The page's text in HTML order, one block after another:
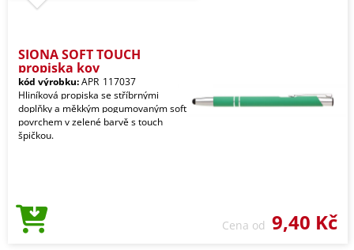
SIONA SOFT TOUCH
propiska kov
kód výrobku:APR_117037
Hliníková propiska se stříbrnými
doplňky a měkkým pogumovaným soft
povrchem v zelené barvě s touch
špičkou.
Cena od 9,40 Kč